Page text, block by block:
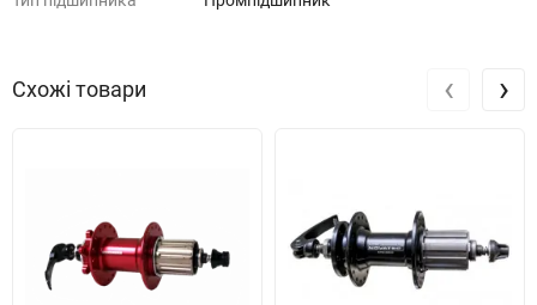
Схожі товари ‹ ›